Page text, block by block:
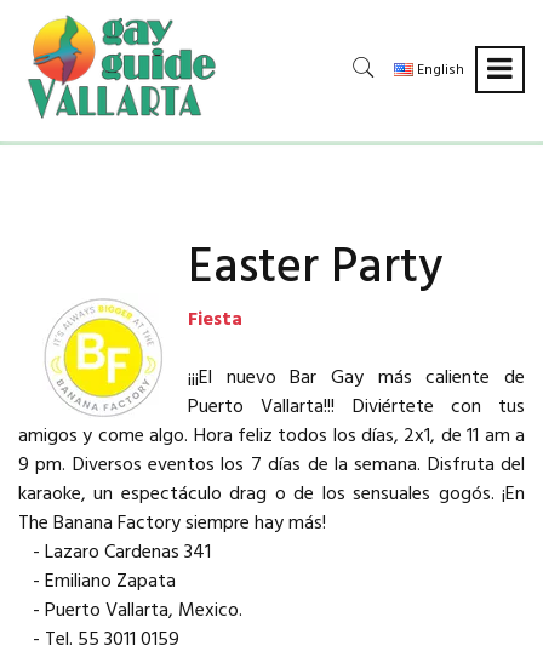
English
Easter Party
Fiesta
¡¡¡El nuevo Bar Gay más caliente de
Puerto Vallarta!!! Diviértete con tus
amigos y come algo. Hora feliz todos los días, 2x1, de 11 am a
9 pm. Diversos eventos los 7 días de la semana. Disfruta del
karaoke, un espectáculo drag o de los sensuales gogós. ¡En
The Banana Factory siempre hay más!
- Lazaro Cardenas 341
- Emiliano Zapata
- Puerto Vallarta, Mexico.
- Tel. 55 3011 0159